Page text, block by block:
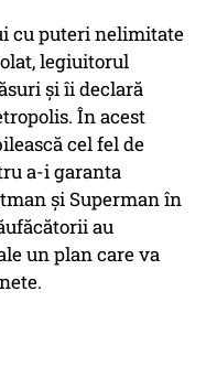
cu puteri nelimitate
legiuitorul
şi îi declară
În acest
cel fel de
a-i garanta
şi Superman în
au
un plan care va